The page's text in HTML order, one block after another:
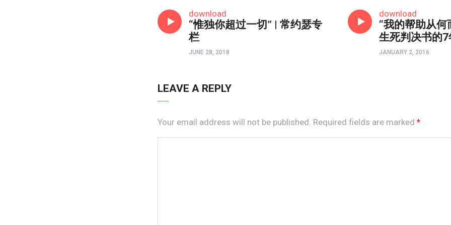
download
“惟独你超过一切” | 常约瑟专
栏
JUNE 28, 2018
download
“我的帮助从
生死判决书的7
JANUARY 2, 2016
LEAVE A REPLY
Your email address will not be published. Required fields are marked *